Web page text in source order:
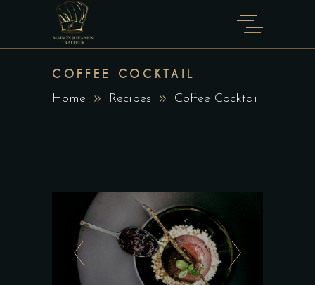
COFFEE COCKTAIL
Home Recipes Coffee Cocktail